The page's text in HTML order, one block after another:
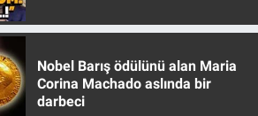
Nobel Barış ödülünü alan Maria
Corina Machado aslında bir
darbeci